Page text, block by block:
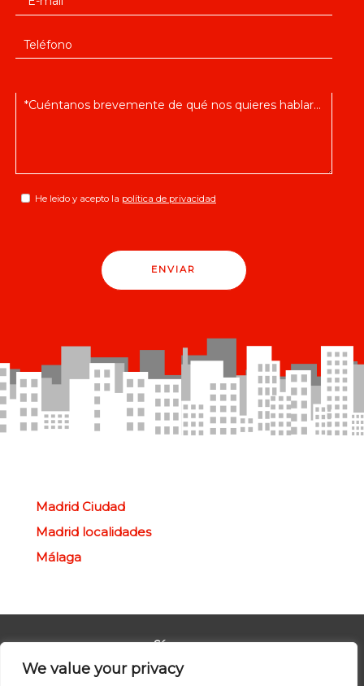
We value your privacy
He leido y acepto la política de privacidad
ENVIAR
Madrid Ciudad
Madrid localidades
Málaga
Síguenos